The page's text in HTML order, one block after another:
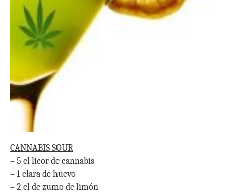
CANNABIS SOUR
– 5 cl licor de cannabis
– 1 clara de huevo
– 2 cl de zumo de limón